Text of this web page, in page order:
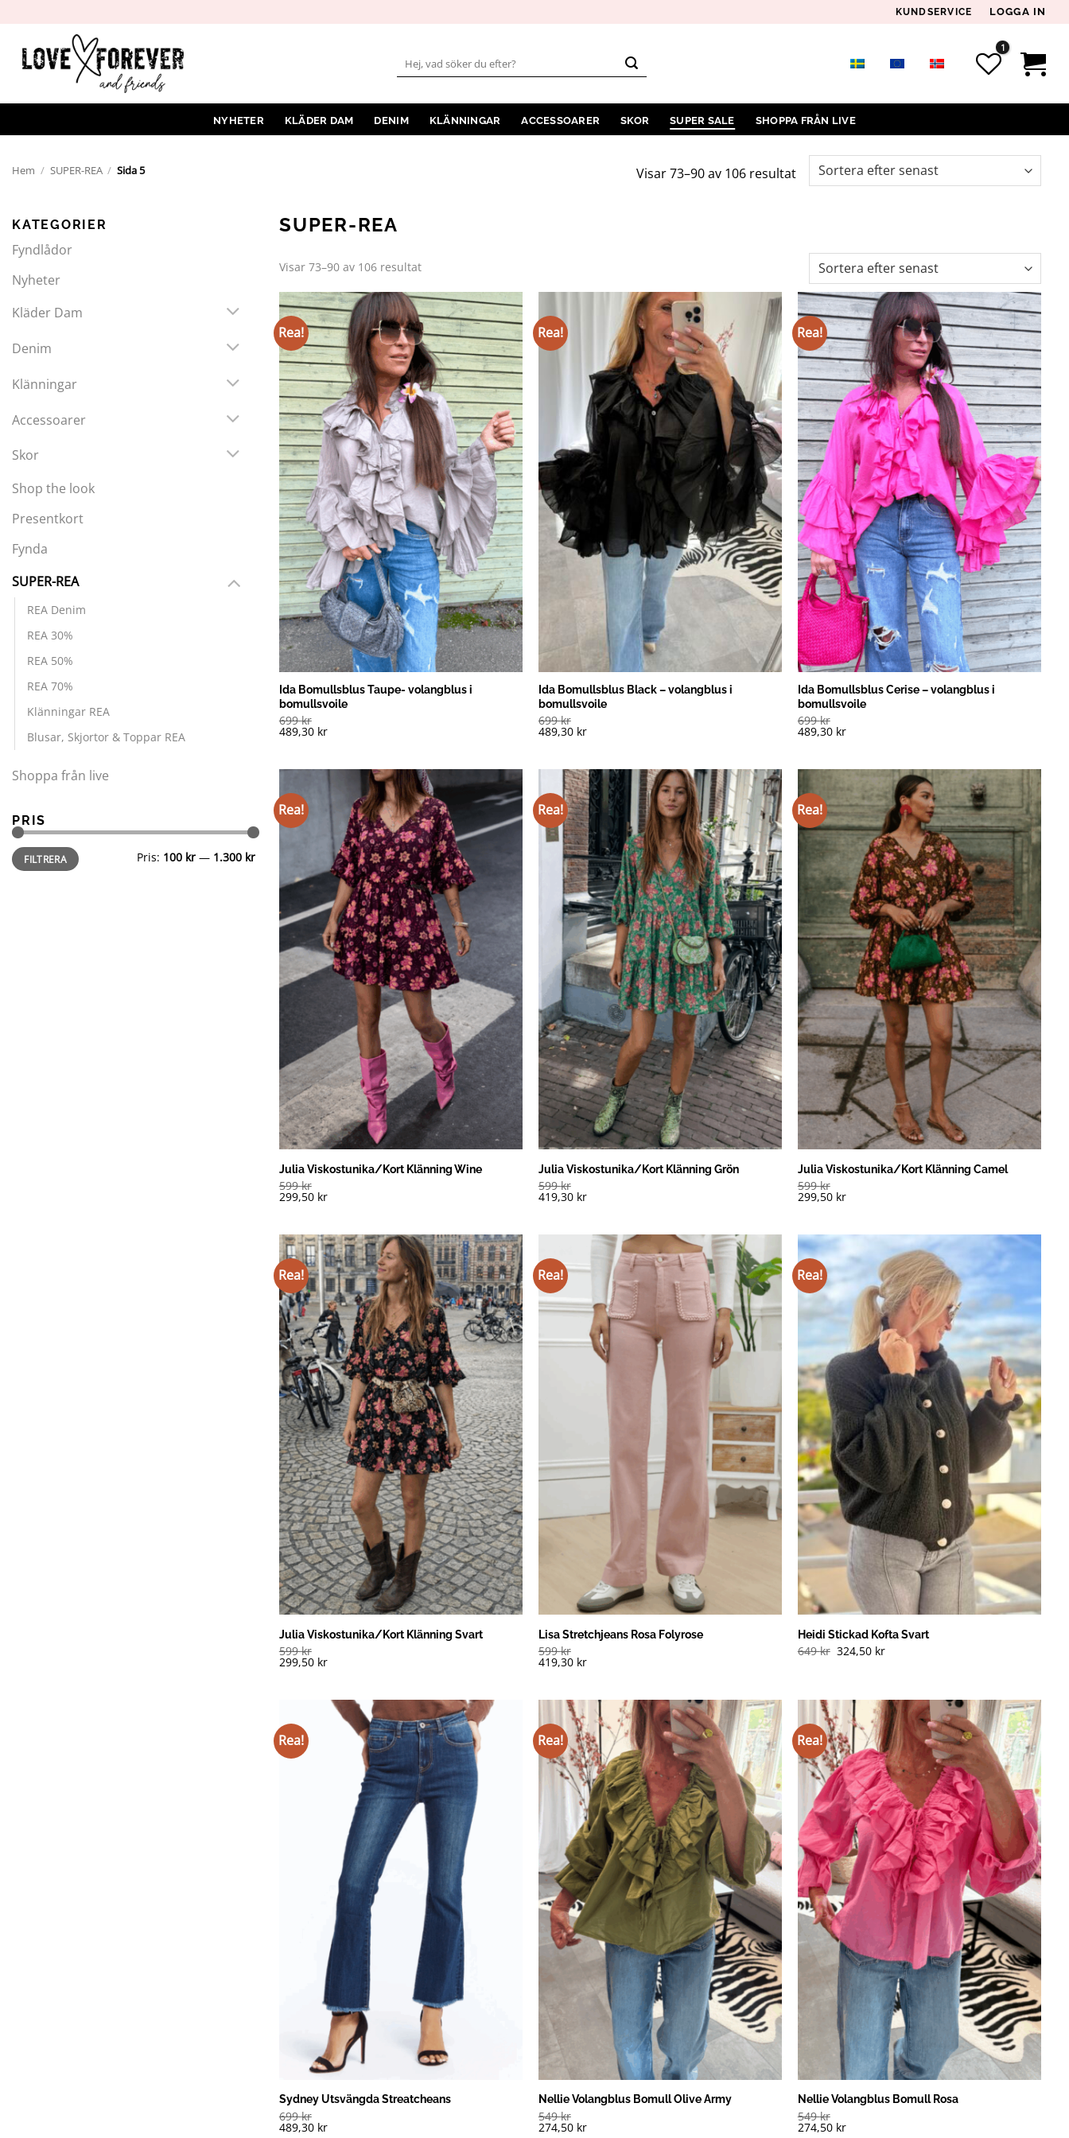
innehåll
KUNDSERVICE LOGGA IN
Sök
efter:
NYHETER KLÄDER DAM DENIM KLÄNNINGAR ACCESSOARER SKOR SUPER SALE SHOPPA FRÅN LIVE
Hem / SUPER-REA / Sida 5 Visar 73–90 av 106 resultatSortera
KATEGORIER
Fyndlådor
Nyheter
Kläder Dam
Denim
Klänningar
Accessoarer
Skor
Shop the look
Presentkort
Fynda
SUPER-REA
REA Denim
REA 30%
REA 50%
REA 70%
Klänningar REA
Blusar, Skjortor & Toppar REA
Shoppa från live
PRIS
Min
pris
Max
prisFILTRERA Pris: 100 kr — 1.300 kr
SUPER-REA
Visar 73–90 av 106 resultatSortera
senaste
Rea!
Ida Bomullsblus Taupe- volangblus i
bomullsvoile
699kr
489,30 kr
Rea!
Ida Bomullsblus Black – volangblus i
bomullsvoile
699kr
489,30 kr
Rea!
Ida Bomullsblus Cerise – volangblus i
bomullsvoile
699kr
489,30 kr
Rea!
Julia Viskostunika/Kort Klänning Wine
599kr
299,50 kr
Rea!
Julia Viskostunika/Kort Klänning Grön
599kr
419,30 kr
Rea!
Julia Viskostunika/Kort Klänning Camel
599kr
299,50 kr
Rea!
Julia Viskostunika/Kort Klänning Svart
599kr
299,50 kr
Rea!
Lisa Stretchjeans Rosa Folyrose
599kr
419,30 kr
Rea!
Heidi Stickad Kofta Svart
649kr 324,50 kr
Rea!
Sydney Utsvängda Streatcheans
699kr
489,30 kr
Rea!
Nellie Volangblus Bomull Olive Army
549kr
274,50 kr
Rea!
Nellie Volangblus Bomull Rosa
549kr
274,50 kr